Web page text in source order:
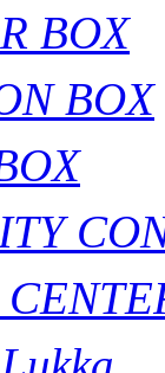
BOX
BOX